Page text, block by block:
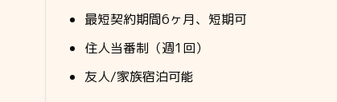
最短契約期間6ヶ月、短期可
住人当番制（週1回）
友人/家族宿泊可能